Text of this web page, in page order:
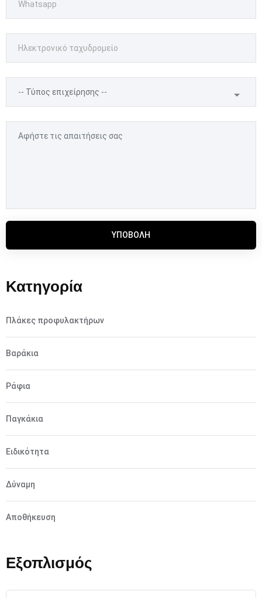
ΥΠΟΒΟΛΉ
Κατηγορία
Πλάκες προφυλακτήρων
Βαράκια
Ράφια
Παγκάκια
Ειδικότητα
Δύναμη
Αποθήκευση
Εξοπλισμός